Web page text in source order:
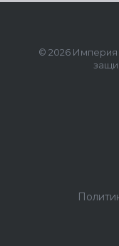
© 2026 Империя